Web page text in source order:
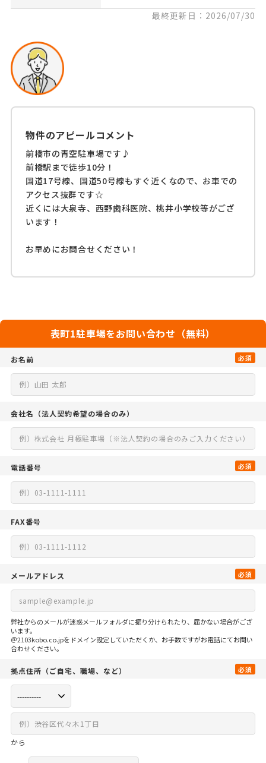
最終更新日：2026/07/30
物件のアピールコメント
前橋市の青空駐車場です♪
前橋駅まで徒歩10分！
国道17号線、国道50号線もすぐ近くなので、お車での
アクセス抜群です☆
近くには大泉寺、西野歯科医院、桃井小学校等がござ
います！
お早めにお問合せください！
表町1駐車場をお問い合わせ（無料）
お名前 必須
会社名 （法人契約希望の場合のみ）
電話番号 必須
FAX番号
メールアドレス 必須
弊社からのメールが迷惑メールフォルダに振り分けられたり、届かない場合がござ
います。
＠2103kobo.co.jpをドメイン設定していただくか、お手数ですがお電話にてお問い
合わせください。
拠点住所 （ご自宅、 職場、など） 必須
から